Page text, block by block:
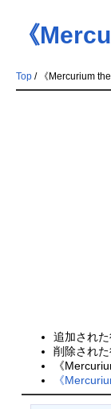
《
Top/ 《Mercurium
追加され
削除され
《
《